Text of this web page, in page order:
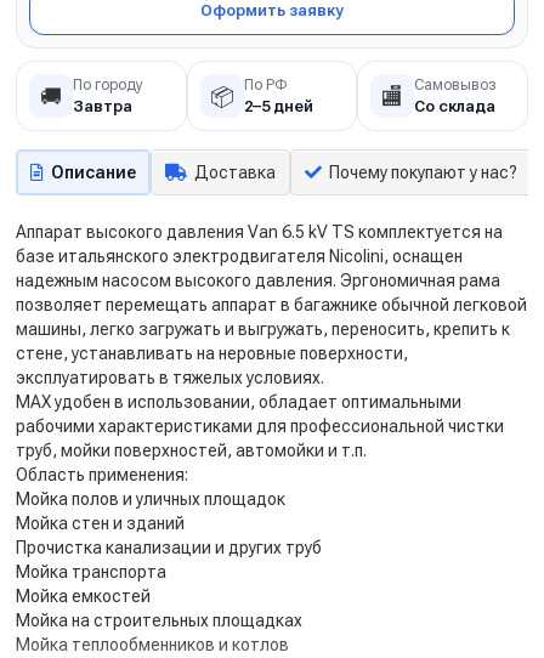
Оформить заявку
🚚 По городу
Завтра 📦 По РФ
2–5 дней 🏬 Самовывоз
Со склада
Описание Доставка Почему покупают у нас?
Аппарат высокого давления Van 6.5 kV TS комплектуется на
базе итальянского электродвигателя Nicolini, оснащен
надежным насосом высокого давления. Эргономичная рама
позволяет перемещать аппарат в багажнике обычной легковой
машины, легко загружать и выгружать, переносить, крепить к
стене, устанавливать на неровные поверхности,
эксплуатировать в тяжелых условиях.
MAX удобен в использовании, обладает оптимальными
рабочими характеристиками для профессиональной чистки
труб, мойки поверхностей, автомойки и т.п.
Область применения:
Мойка полов и уличных площадок
Мойка стен и зданий
Прочистка канализации и других труб
Мойка транспорта
Мойка емкостей
Мойка на строительных площадках
Мойка теплообменников и котлов